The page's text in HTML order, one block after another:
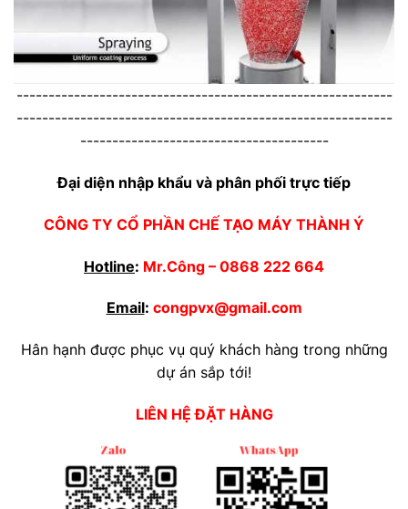
-----------------------------------------------------------
-----------------------------------------------------------
---------------------------------------
Đại diện nhập khẩu và phân phối trực tiếp
CÔNG TY CỔ PHẦN CHẾ TẠO MÁY THÀNH Ý
Hotline: Mr.Công – 0868 222 664
Email: congpvx@gmail.com
Hân hạnh được phục vụ quý khách hàng trong những
dự án sắp tới!
LIÊN HỆ ĐẶT HÀNG